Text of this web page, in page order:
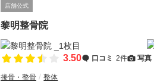
店舗公式
黎明整骨院
3.50 口コミ 2件 写真
接骨・整骨 整体